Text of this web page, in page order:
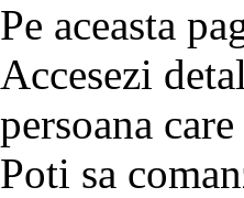
Pe aceasta
Accesezi
persoana
Poti sa